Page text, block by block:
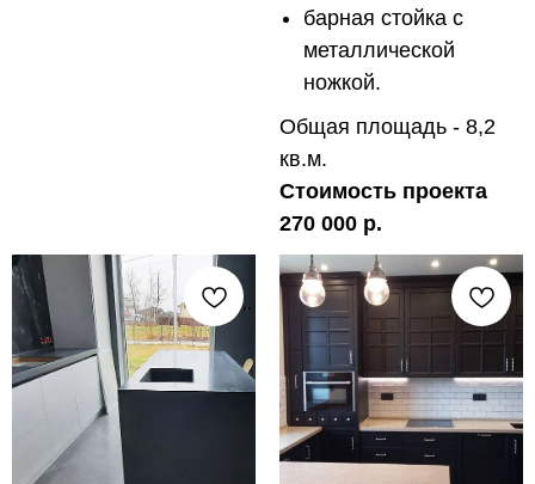
барная стойка с
металлической
ножкой.
Общая площадь - 8,2
кв.м.
Стоимость проекта
270 000 р.